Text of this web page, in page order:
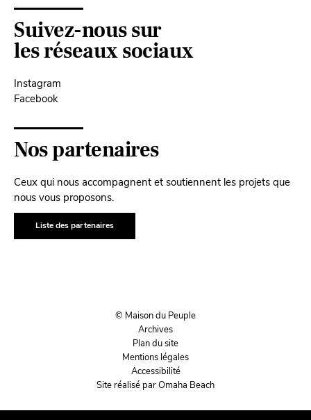
Suivez-nous sur
les réseaux sociaux
Instagram
Facebook
Nos partenaires
Ceux qui nous accompagnent et soutiennent les projets que
nous vous proposons.
Liste des partenaires
© Maison du Peuple
Archives
Plan du site
Mentions légales
Accessibilité
Site réalisé par Omaha Beach